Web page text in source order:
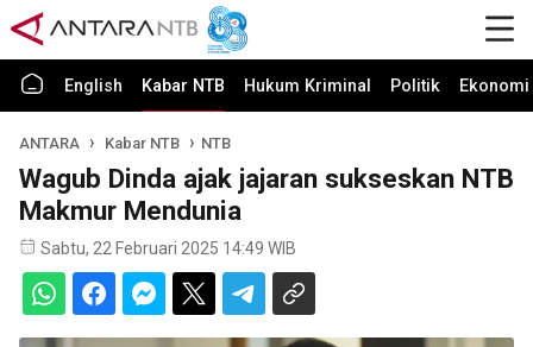
English Kabar NTB Hukum Kriminal Politik
ANTARA Kabar NTB NTB
Wagub Dinda ajak jajaran sukseskan NTB
Makmur Mendunia
Sabtu, 22 Februari 2025 14:49 WIB